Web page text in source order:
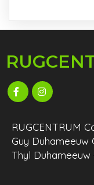
RUGCENTRUM
Guy Duhameeuw
Thyl Duhameeuw